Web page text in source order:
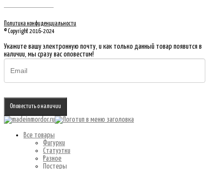
Политика конфиденциальности
© Copyright 2016-2024
Укажите вашу электронную почту, и как только данный товар появится в
наличии, мы сразу вас оповестим!
Оповестить о наличии
Все товары
Фигурки
Статуэтки
Разное
Постеры